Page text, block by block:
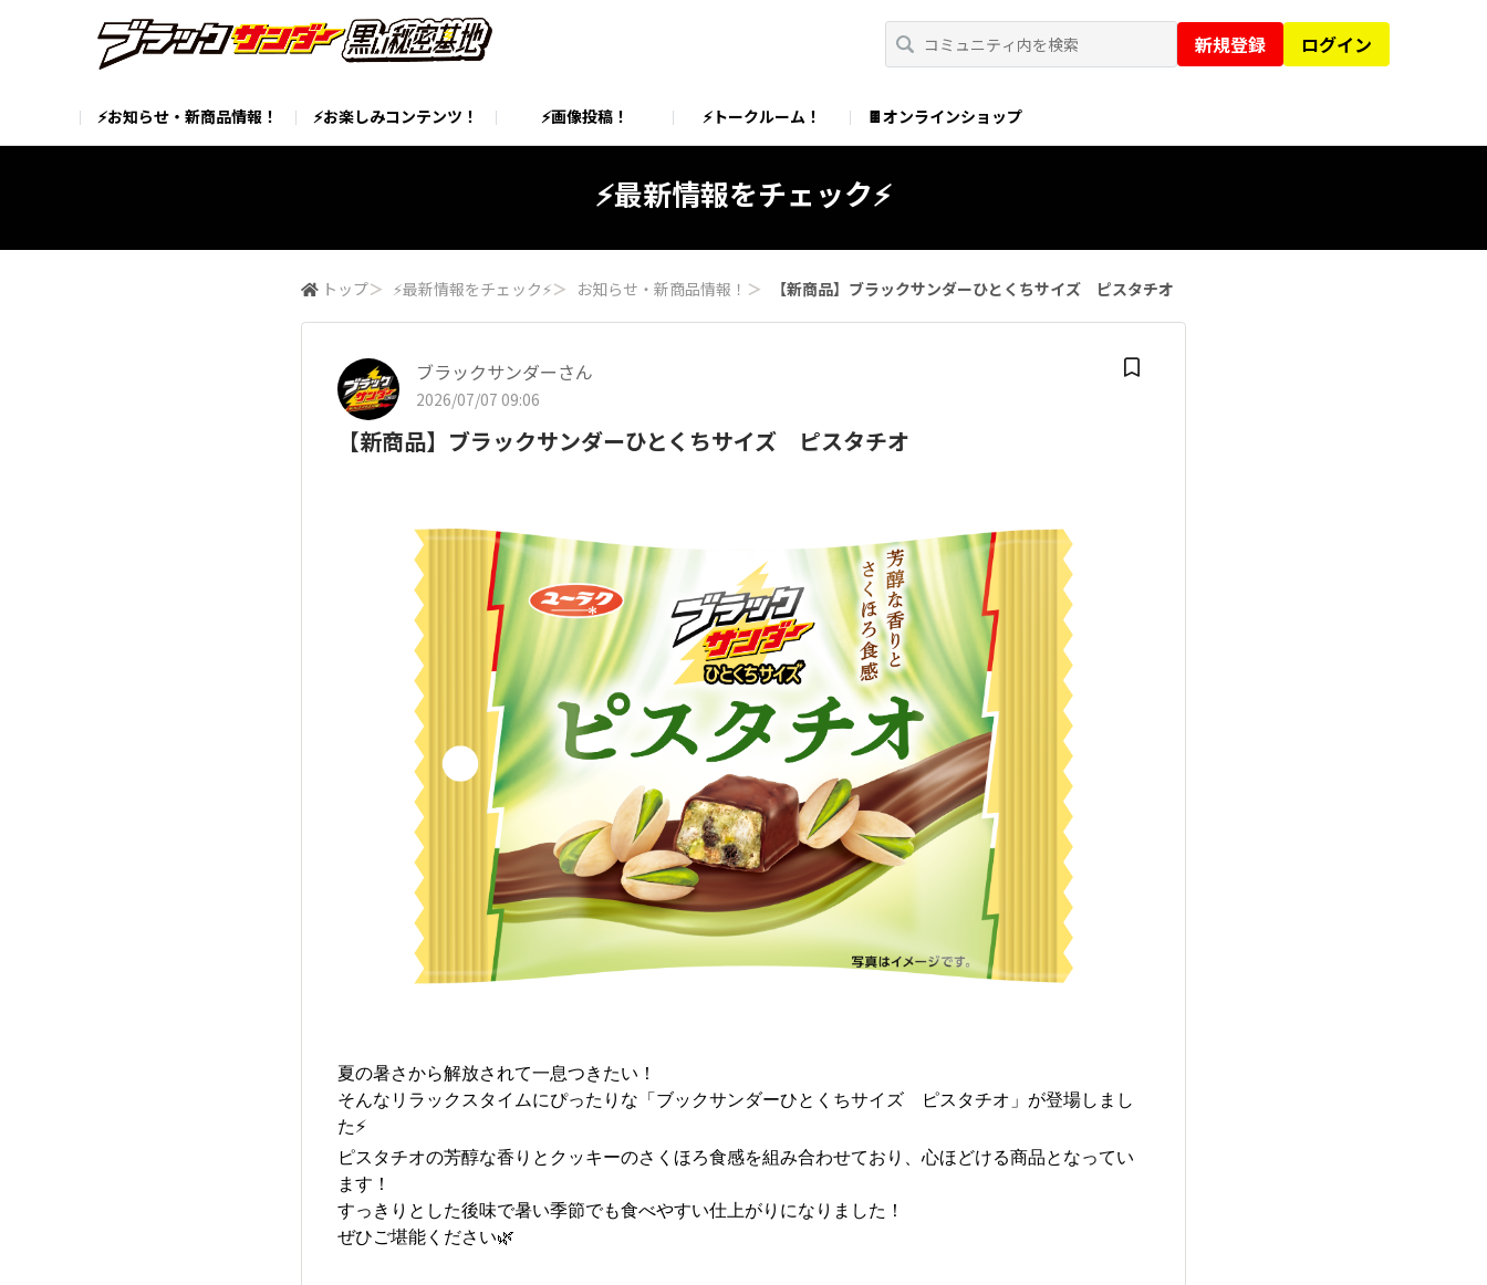
新規登録 ログイン
⚡お知らせ・新商品情報！ ⚡お楽しみコンテンツ！ ⚡画像投稿！ ⚡トークルーム！ 🍫オンラインショップ
⚡最新情報をチェック⚡
トップ＞ ⚡最新情報をチェック⚡＞ お知らせ・新商品情報！ ＞ 【新商品】ブラックサンダーひとくちサイズ ピスタチオ
ブラックサンダーさん
2026/07/07 09:06
【新商品】ブラックサンダーひとくちサイズ ピスタチオ
夏の暑さから解放されて一息つきたい！
そんなリラックスタイムにぴったりな「ブックサンダーひとくちサイズ ピスタチオ」が登場しまし
た⚡
ピスタチオの芳醇な香りとクッキーのさくほろ食感を組み合わせており、心ほどける商品となってい
ます！
すっきりとした後味で暑い季節でも食べやすい仕上がりになりました！
ぜひご堪能ください🌿